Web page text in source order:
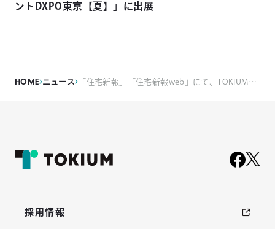
ントDXPO東京【夏】」に出展
HOME ニュース 「住宅新報」「住宅新報web」にて、TOKIUMが開催したセミナー『新リース会計基準を徹底解説!』に関する記事が掲載されました
採用情報